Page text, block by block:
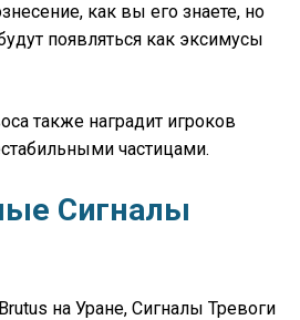
как вы его знаете, но
появляться как эксимусы
также наградит игроков
частицами.
Сигналы
на Уране, Сигналы Тревоги